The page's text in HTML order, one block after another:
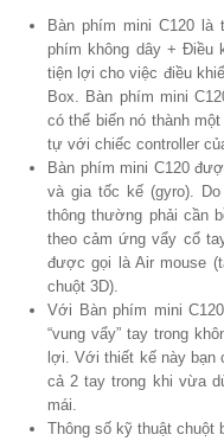
Bàn phím mini C120
phím không dây + Điều
tiện lợi cho việc điều
Box. Bàn phím mini
có thể biến nó thành
tự với chiếc controller
Bàn phím mini C120
và gia tốc kế (gyro).
thông thường phải cần
theo cảm ứng vẩy cổ
được gọi là Air mouse
chuột 3D).
Với Bàn phím mini
“vung vẩy” tay trong
lợi. Với thiết kế này bạn
cả 2 tay trong khi vừa
mái.
Thông số kỹ thuật chuột